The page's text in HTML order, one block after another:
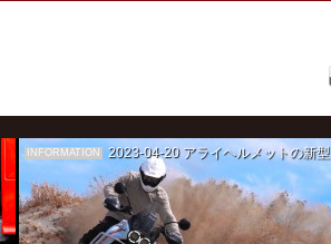
INFORMATION 2023-04-20 アライヘルメットの新型モデルPVの制